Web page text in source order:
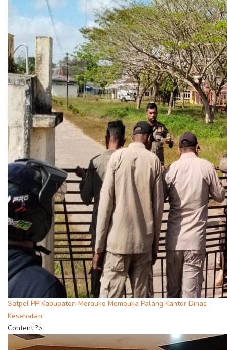
Satpol PP Kabupaten Merauke Membuka Palang Kantor Dinas
Kesehatan
Content;?>